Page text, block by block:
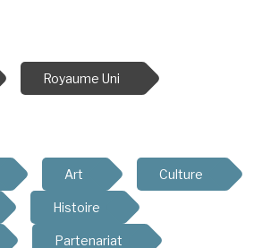
Royaume Uni
Art Culture
Histoire
Partenariat